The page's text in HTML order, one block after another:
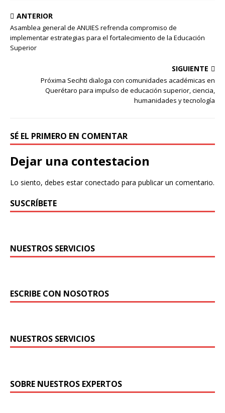
ANTERIOR
Asamblea general de ANUIES refrenda compromiso de
implementar estrategias para el fortalecimiento de la Educación
Superior
SIGUIENTE
Próxima Secihti dialoga con comunidades académicas en
Querétaro para impulso de educación superior, ciencia,
humanidades y tecnología
SÉ EL PRIMERO EN COMENTAR
Dejar una contestacion
Lo siento, debes estarconectado para publicar un comentario.
SUSCRÍBETE
NUESTROS SERVICIOS
ESCRIBE CON NOSOTROS
NUESTROS SERVICIOS
SOBRE NUESTROS EXPERTOS